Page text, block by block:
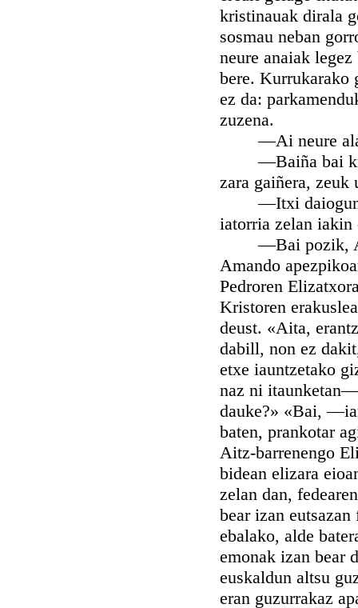
kristinauak dirala
sosmau neban
neure anaiak
bere. Kurrukarako
ez da:
zuzena.
—Ai neure
—Baiña bai
zara gaiñera, zeuk
—Itxi daiogun
iatorria zelan iakin
—Bai pozik,
Amando
Pedroren
Kristoren
deust. «Aita,
dabill, non ez
etxe iauntzetako
naz ni itaunketan—
dauke?» «Bai,
baten, prankotar
Aitz-barrenengo
bidean elizara
zelan dan,
bear izan
ebalako, alde
emonak izan bear
euskaldun altsu
eran guzurrakaz